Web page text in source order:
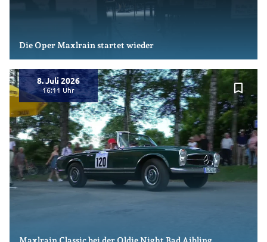
Die Oper Maxlrain startet wieder
bookmark_border
8. Juli 2026
16:11